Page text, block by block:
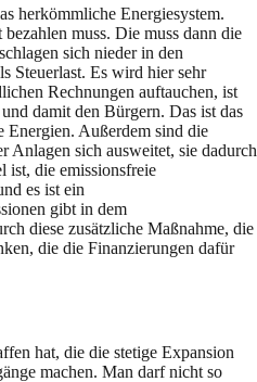
herkömmliche Energiesystem.
muss. Die muss dann die
sich nieder in den
Steuerlast. Es wird hier sehr
Rechnungen auftauchen, ist
damit den Bürgern. Das ist das
Energien. Außerdem sind die
Anlagen sich ausweitet, sie dadurch
ist, die emissionsfreie
es ist ein
gibt in dem
diese zusätzliche Maßnahme, die
die die Finanzierungen dafür
hat, die die stetige Expansion
machen. Man darf nicht so